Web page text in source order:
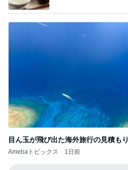
目ん玉が飛び出た海外旅行の見積もり
Amebaトピックス 1日前